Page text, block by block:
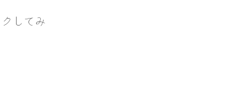
してみ